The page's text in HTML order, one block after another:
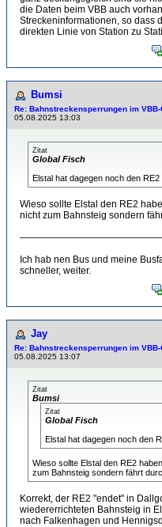
die Daten beim VBB auch
Streckeninformationen, so dass
direkten Linie von Station zu
Bumsi
Re: Bahnstreckensperrungen im VBB-
05.08.2025 13:03
Zitat
Global Fisch
Elstal hat dagegen noch den RE2
Wieso sollte Elstal den RE2
nicht zum Bahnsteig sondern
Ich hab nen Bus und meine
schneller, weiter.
Jay
Re: Bahnstreckensperrungen im VBB-
05.08.2025 13:07
Zitat
Bumsi
Zitat
Global Fisch
Elstal hat dagegen noch den
Wieso sollte Elstal den RE2
zum Bahnsteig sondern fährt
Korrekt, der RE2 "endet" in
wiedererrichteten Bahnsteig in
nach Falkenhagen und